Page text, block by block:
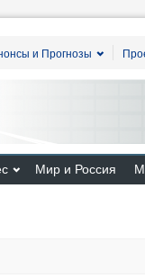
и Прогнозы
Мир и Россия